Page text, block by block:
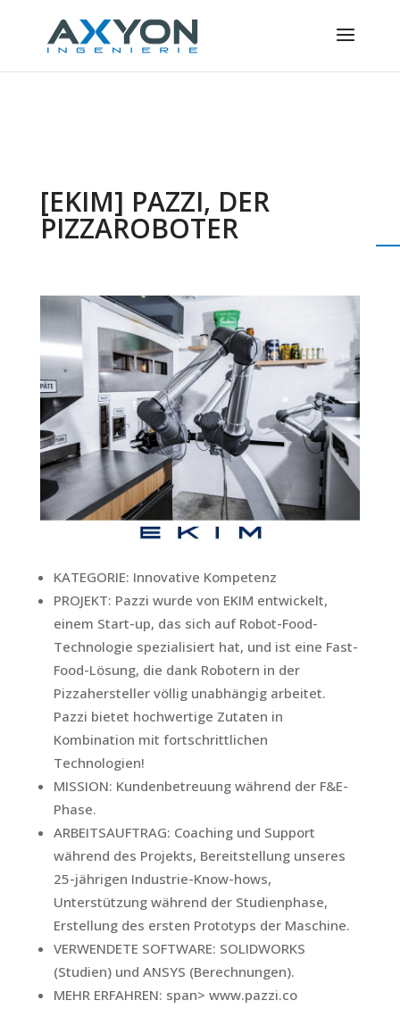
[EKIM] PAZZI, DER
PIZZAROBOTER
KATEGORIE: Innovative Kompetenz
PROJEKT: Pazzi wurde von EKIM entwickelt,
einem Start-up, das sich auf Robot-Food-
Technologie spezialisiert hat, und ist eine Fast-
Food-Lösung, die dank Robotern in der
Pizzahersteller völlig unabhängig arbeitet.
Pazzi bietet hochwertige Zutaten in
Kombination mit fortschrittlichen
Technologien!
MISSION: Kundenbetreuung während der F&E-
Phase.
ARBEITSAUFTRAG: Coaching und Support
während des Projekts, Bereitstellung unseres
25-jährigen Industrie-Know-hows,
Unterstützung während der Studienphase,
Erstellung des ersten Prototyps der Maschine.
VERWENDETE SOFTWARE: SOLIDWORKS
(Studien) und ANSYS (Berechnungen).
MEHR ERFAHREN: span> www.pazzi.co